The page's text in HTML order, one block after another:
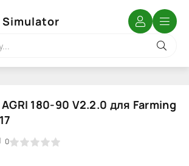
Simulator
AGRI 180-90 V2.2.0 для Farming
0